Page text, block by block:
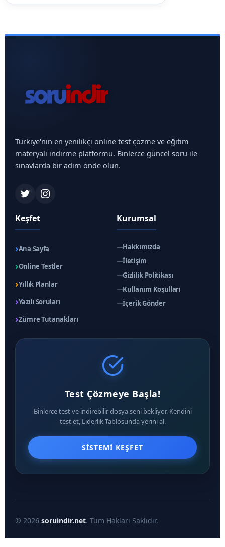
Türkiye'nin en yenilikçi online test çözme ve eğitim
materyali indirme platformu. Binlerce güncel soru ile
sınavlarda bir adım önde olun.
Keşfet
›Ana Sayfa
›Online Testler
›Yıllık Planlar
›Yazılı Soruları
›Zümre Tutanakları
Kurumsal
—Hakkımızda
—İletişim
—Gizlilik Politikası
—Kullanım Koşulları
—İçerik Gönder
Test Çözmeye Başla!
Binlerce test ve indirebilir dosya seni bekliyor. Kendini
test et, Liderlik Tablosunda yerini al.
SISTEMI KEŞFET
© 2026 soruindir.net. Tüm Hakları Saklıdır.